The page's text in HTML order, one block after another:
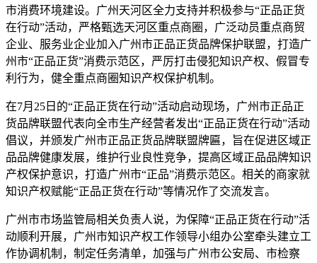
市消费环境建设。广州天河区全力支持并积极参与“正品正货
在行动”活动，严格甄选天河区重点商圈，广泛动员重点商贸
企业、服务业企业加入广州市正品正货品牌保护联盟，打造广
州市“正品正货”消费示范区，严厉打击侵犯知识产权、假冒专
利行为，健全重点商圈知识产权保护机制。
在7月25日的“正品正货在行动”活动启动现场，广州市正品正
货品牌联盟代表向全市生产经营者发出“正品正货在行动”活动
倡议，并颁发广州市正品正货品牌联盟牌匾，旨在促进区域正
品品牌健康发展，维护行业良性竞争，提高区域正品品牌知识
产权保护意识，打造广州市“正品”消费示范区。相关的商家就
知识产权赋能“正品正货在行动”等情况作了交流发言。
广州市市场监管局相关负责人说，为保障“正品正货在行动”活
动顺利开展，广州市知识产权工作领导小组办公室牵头建立工
作协调机制，制定任务清单，加强与广州市公安局、市检察